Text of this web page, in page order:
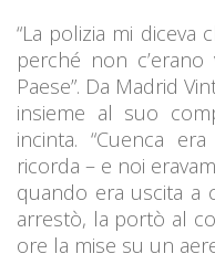
“La polizia mi diceva
perché non
Paese”. Da Madrid
insieme al suo
incinta. “Cuenca
ricorda – e noi
quando era uscita a
arrestò, la portò al
ore la mise su un